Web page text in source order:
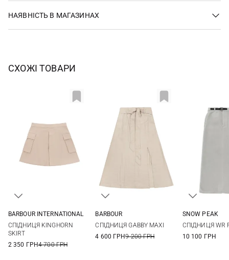
НАЯВНІСТЬ В МАГАЗИНАХ
СХОЖІ ТОВАРИ
BARBOUR INTERNATIONAL
СПІДНИЦЯ KINGHORN
SKIRT
2 350 ГРН4 700 ГРН
BARBOUR
СПІДНИЦЯ GABBY MAXI
4 600 ГРН9 200 ГРН
SNOW PEAK
СПІДНИЦЯ WR
10 100 ГРН